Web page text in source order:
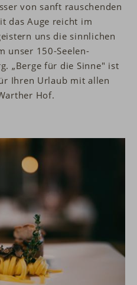
von sanft rauschenden
das Auge reicht im
uns die sinnlichen
unser 150-Seelen-
„Berge für die Sinne" ist
Ihren Urlaub mit allen
Hof.